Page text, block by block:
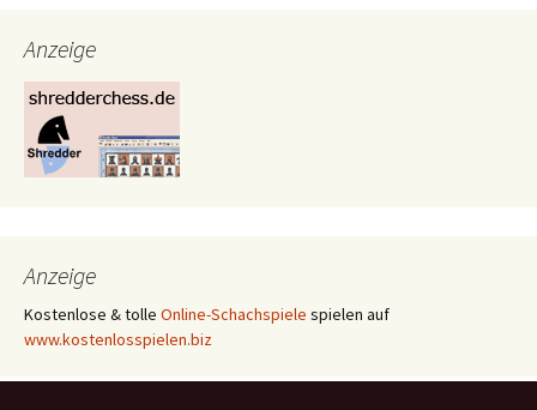
Navigation
Anzeige
Anzeige
Kostenlose & tolle Online-Schachspiele spielen auf
www.kostenlosspielen.biz